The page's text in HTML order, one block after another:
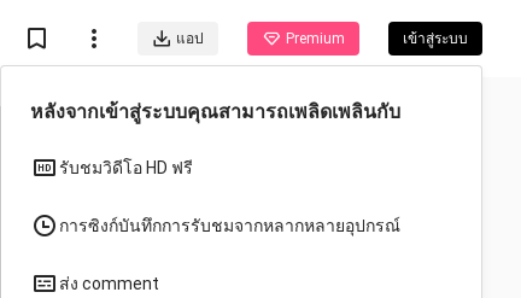
แอป Premium เข้าสู่ระบบ